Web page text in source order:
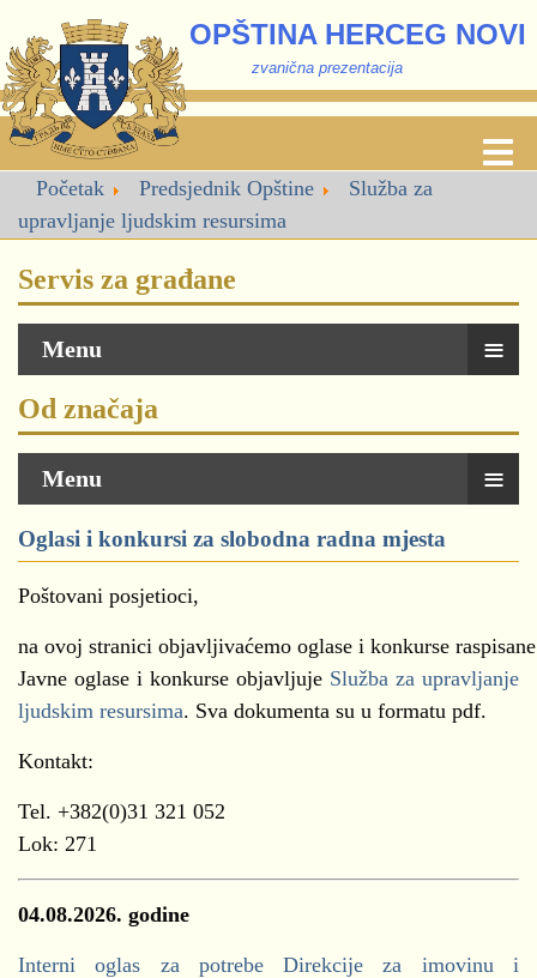
OPŠTINA HERCEG NOVI
zvanična prezentacija
Početak Predsjednik Opštine
Služba za
upravljanje ljudskim resursima
Servis za građane
Menu ≡
Od značaja
Menu ≡
Oglasi i konkursi za slobodna radna mjesta
Poštovani posjetioci,
na ovoj stranici objavljivaćemo oglase i konkurse
Javne oglase i konkurse objavljuje Služba za upravljanje
ljudskim resursima. Sva dokumenta su u formatu pdf.
Kontakt:
Tel. +382(0)31 321 052
Lok: 271
04.08.2026. godine
Interni oglas za potrebe Direkcije za imovinu i